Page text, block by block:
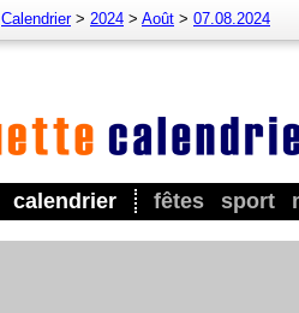
calendrier fêtes sport
Calendrier> 2024 > Août > 07.08.2024